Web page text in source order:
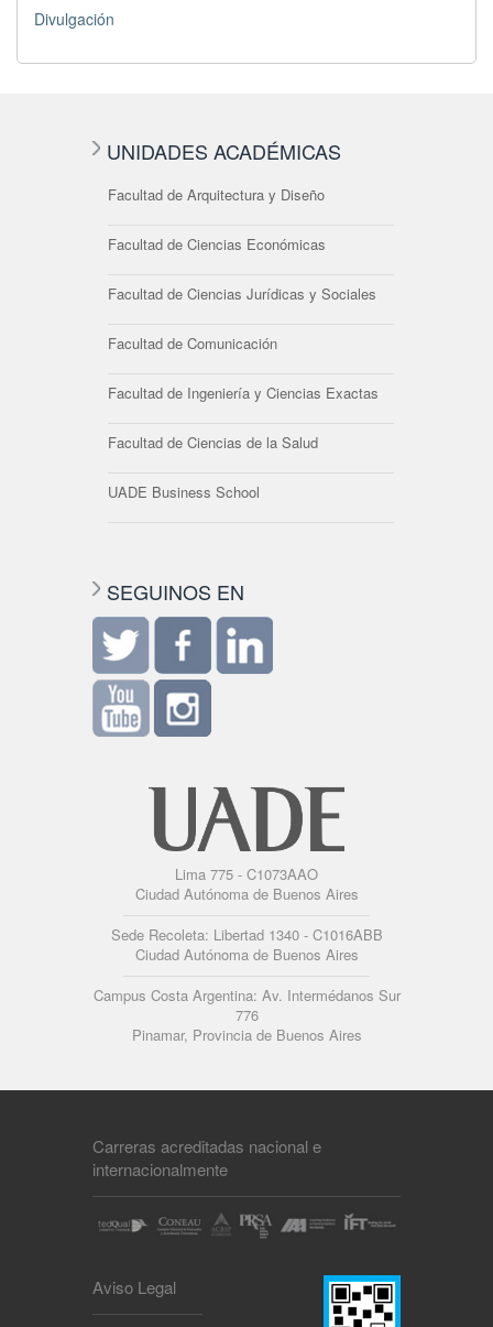
Divulgación
UNIDADES ACADÉMICAS
Facultad de Arquitectura y Diseño
Facultad de Ciencias Económicas
Facultad de Ciencias Jurídicas y Sociales
Facultad de Comunicación
Facultad de Ingeniería y Ciencias Exactas
Facultad de Ciencias de la Salud
UADE Business School
SEGUINOS EN
Lima 775 - C1073AAO
Ciudad Autónoma de Buenos Aires
Sede Recoleta: Libertad 1340 - C1016ABB
Ciudad Autónoma de Buenos Aires
Campus Costa Argentina: Av. Intermédanos Sur
776
Pinamar, Provincia de Buenos Aires
Carreras acreditadas nacional e
internacionalmente
Aviso Legal